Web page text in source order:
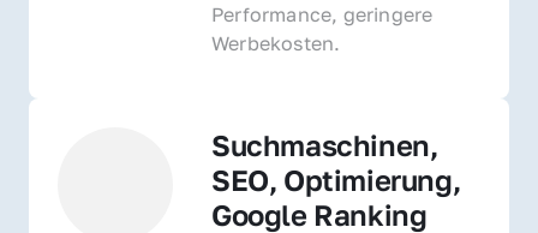
Performance, geringere
Werbekosten.
Suchmaschinen,
SEO, Optimierung,
Google Ranking